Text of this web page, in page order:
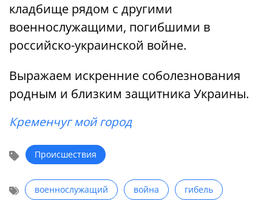
кладбище рядом с другими
военнослужащими, погибшими в
российско-украинской войне.
Выражаем искренние соболезнования
родным и близким защитника Украины.
Кременчуг мой город
Происшествия
военнослужащий война гибель